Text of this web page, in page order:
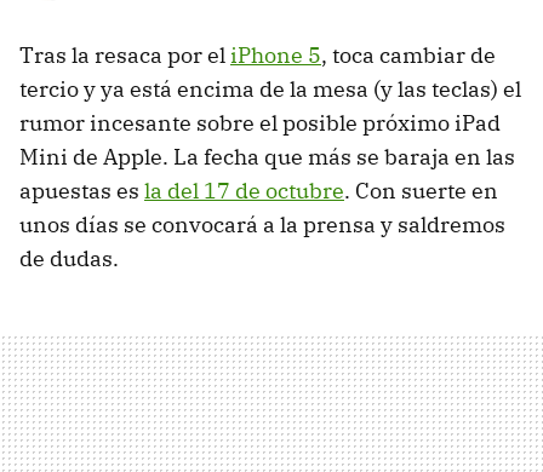
Tras la resaca por eliPhone 5, toca cambiar de
tercio y ya está encima de la mesa (y las teclas) el
rumor incesante sobre el posible próximo iPad
Mini de Apple. La fecha que más se baraja en las
apuestas es la del 17 de octubre. Con suerte en
unos días se convocará a la prensa y saldremos
de dudas.